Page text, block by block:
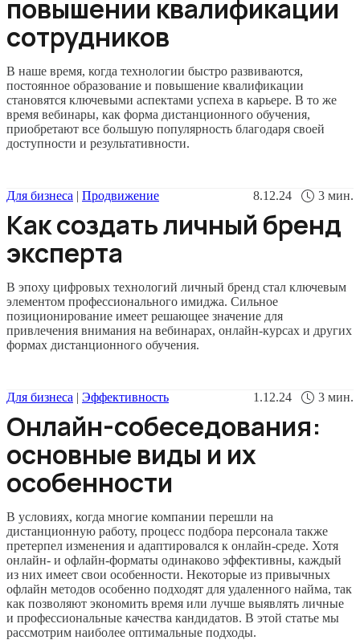
повышении квалификации
сотрудников
В наше время, когда технологии быстро развиваются,
постоянное образование и повышение квалификации
становятся ключевыми аспектами успеха в карьере. В то же
время вебинары, как форма дистанционного обучения,
приобретают все большую популярность благодаря своей
доступности и результативности.
Для бизнеса | Продвижение 8.12.24 3 мин.
Как создать личный бренд
эксперта
В эпоху цифровых технологий личный бренд стал ключевым
элементом профессионального имиджа. Сильное
позиционирование имеет решающее значение для
привлечения внимания на вебинарах, онлайн-курсах и других
формах дистанционного обучения.
Для бизнеса | Эффективность 1.12.24 3 мин.
Онлайн-собеседования:
основные виды и их
особенности
В условиях, когда многие компании перешли на
дистанционную работу, процесс подбора персонала также
претерпел изменения и адаптировался к онлайн-среде. Хотя
онлайн- и офлайн-форматы одинаково эффективны, каждый
из них имеет свои особенности. Некоторые из привычных
офлайн методов особенно подходят для удаленного найма, так
как позволяют экономить время или лучше выявлять личные
и профессиональные качества кандидатов. В этой статье мы
рассмотрим наиболее оптимальные подходы.